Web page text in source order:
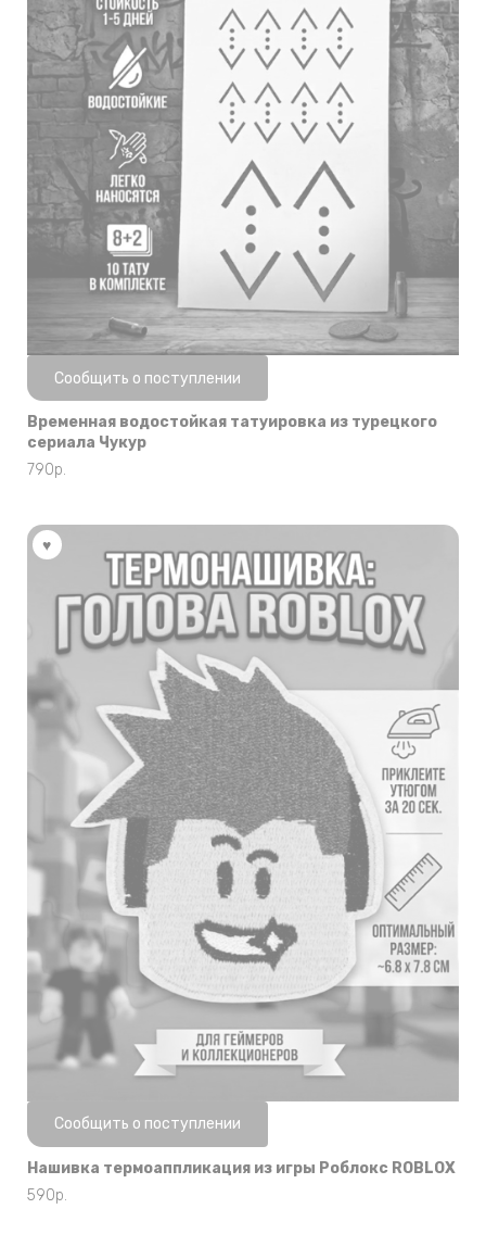
Нет в наличии
Сообщить о поступлении
Временная водостойкая татуировка из турецкого
сериала Чукур
790р.
Нет в наличии
Сообщить о поступлении
Нашивка термоаппликация из игры Роблокс ROBLOX
590р.